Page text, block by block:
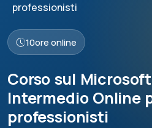
professionisti
10ore online
Corso sul
Intermedio Online
professionisti